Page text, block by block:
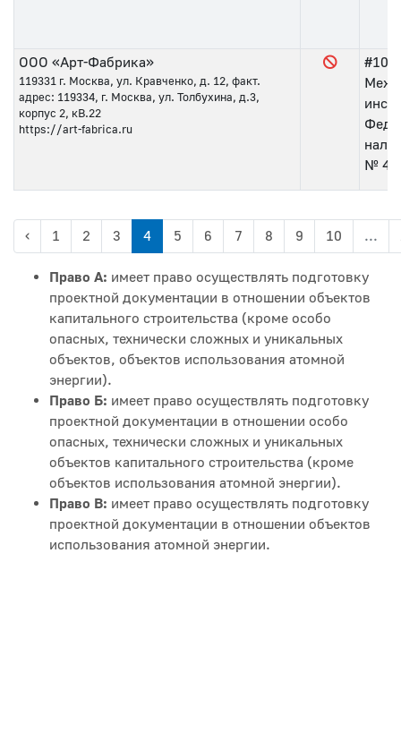
ООО «Арт-Фабрика»
119331 г. Москва, ул. Кравченко, д. 12, факт.
адрес: 119334, г. Москва, ул. Толбухина, д.3,
корпус 2, кВ.22
https://art-fabrica.ru
#105
№ 46
‹ 1 2 3 4 5 6 7 8 9 10 ...
Право А: имеет право осуществлять подготовку
проектной документации в отношении объектов
капитального строительства (кроме особо
опасных, технически сложных и уникальных
объектов, объектов использования атомной
энергии).
Право Б: имеет право осуществлять подготовку
проектной документации в отношении особо
опасных, технически сложных и уникальных
объектов капитального строительства (кроме
объектов использования атомной энергии).
Право В: имеет право осуществлять подготовку
проектной документации в отношении объектов
использования атомной энергии.